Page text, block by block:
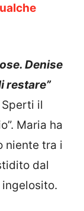
Denise
restare”
il
Maria ha
niente tra i
dal